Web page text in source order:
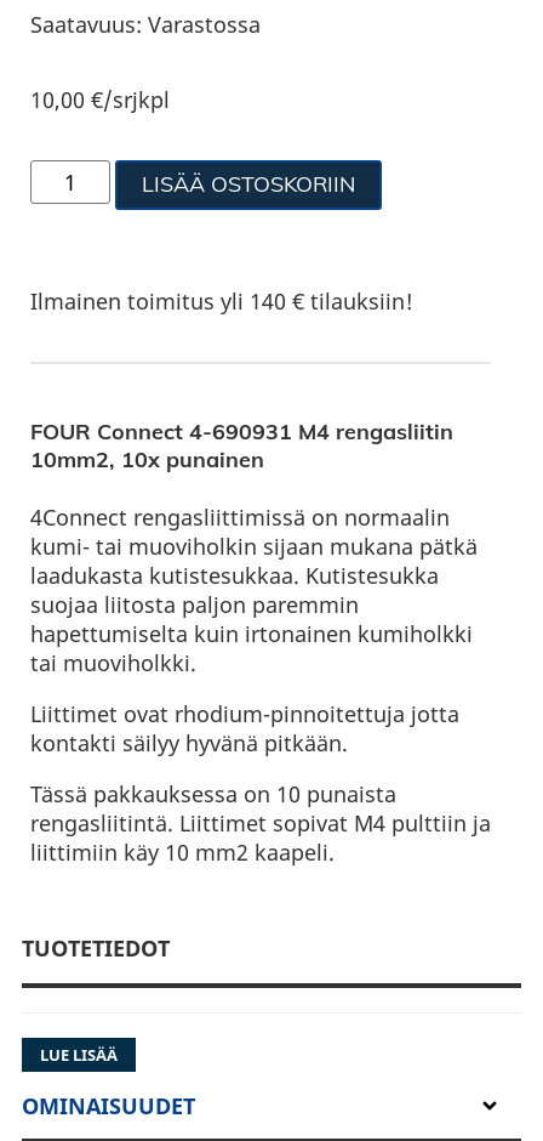
Saatavuus: Varastossa
10,00€/srjkpl
LISÄÄ OSTOSKORIIN
Ilmainen toimitus yli 140 € tilauksiin!
FOUR Connect 4-690931 M4 rengasliitin
10mm2, 10x punainen
4Connect rengasliittimissä on normaalin
kumi- tai muoviholkin sijaan mukana pätkä
laadukasta kutistesukkaa. Kutistesukka
suojaa liitosta paljon paremmin
hapettumiselta kuin irtonainen kumiholkki
tai muoviholkki.
Liittimet ovat rhodium-pinnoitettuja jotta
kontakti säilyy hyvänä pitkään.
Tässä pakkauksessa on 10 punaista
rengasliitintä. Liittimet sopivat M4 pulttiin ja
liittimiin käy 10 mm2 kaapeli.
TUOTETIEDOT
LUE LISÄÄ
OMINAISUUDET